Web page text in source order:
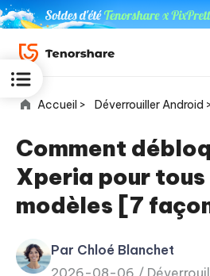
ReiBoot
for iOS
PDNob
New
Accueil > Déverrouiller Android
Comment
Xperia pour tous
modèles [7
Par Chloé Blanchet